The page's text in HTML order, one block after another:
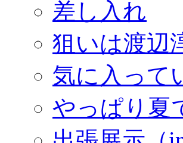
差し入れ
狙いは渡辺
気に入って
やっぱり夏